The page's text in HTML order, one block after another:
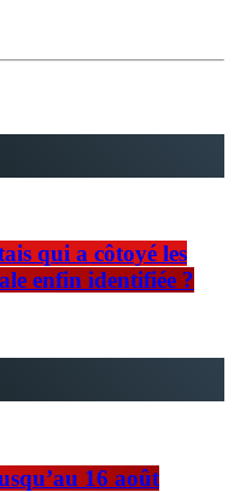
qui a côtoyé les
enfin identifiée ?
16 août